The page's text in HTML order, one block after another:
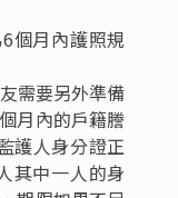
豪酒店
濱的豪華飯店，
稱，提供多樣的
飲選項，包含室
等休閒設施，是